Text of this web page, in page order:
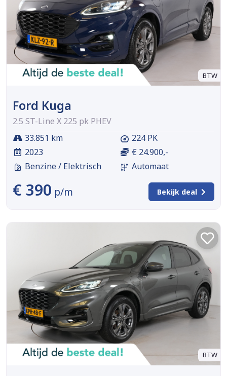
BTW
Ford Kuga
2.5 ST-Line X 225 pk PHEV
33.851 km
2023
Benzine / Elektrisch
224 PK
€ 24.900,-
Automaat
€ 390 p/m Bekijk deal
BTW